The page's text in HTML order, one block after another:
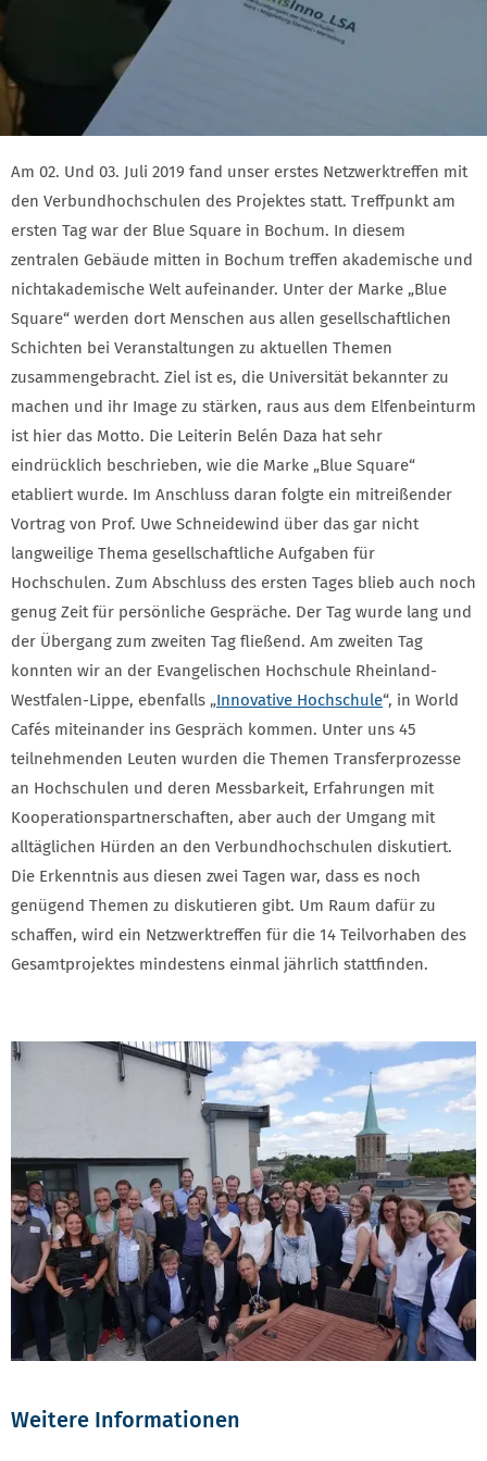
Am 02. Und 03. Juli 2019 fand unser erstes Netzwerktreffen mit
den Verbundhochschulen des Projektes statt. Treffpunkt am
ersten Tag war der Blue Square in Bochum. In diesem
zentralen Gebäude mitten in Bochum treffen akademische und
nichtakademische Welt aufeinander. Unter der Marke „Blue
Square“ werden dort Menschen aus allen gesellschaftlichen
Schichten bei Veranstaltungen zu aktuellen Themen
zusammengebracht. Ziel ist es, die Universität bekannter zu
machen und ihr Image zu stärken, raus aus dem Elfenbeinturm
ist hier das Motto. Die Leiterin Belén Daza hat sehr
eindrücklich beschrieben, wie die Marke „Blue Square“
etabliert wurde. Im Anschluss daran folgte ein mitreißender
Vortrag von Prof. Uwe Schneidewind über das gar nicht
langweilige Thema gesellschaftliche Aufgaben für
Hochschulen. Zum Abschluss des ersten Tages blieb auch noch
genug Zeit für persönliche Gespräche. Der Tag wurde lang und
der Übergang zum zweiten Tag fließend. Am zweiten Tag
konnten wir an der Evangelischen Hochschule Rheinland-
Westfalen-Lippe, ebenfalls „Innovative Hochschule“, in World
Cafés miteinander ins Gespräch kommen. Unter uns 45
teilnehmenden Leuten wurden die Themen Transferprozesse
an Hochschulen und deren Messbarkeit, Erfahrungen mit
Kooperationspartnerschaften, aber auch der Umgang mit
alltäglichen Hürden an den Verbundhochschulen diskutiert.
Die Erkenntnis aus diesen zwei Tagen war, dass es noch
genügend Themen zu diskutieren gibt. Um Raum dafür zu
schaffen, wird ein Netzwerktreffen für die 14 Teilvorhaben des
Gesamtprojektes mindestens einmal jährlich stattfinden.
Weitere Informationen